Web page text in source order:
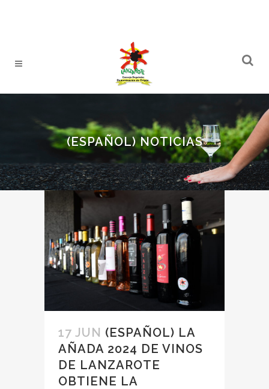
(ESPAÑOL) NOTICIAS
17 JUN (ESPAÑOL) LA
AÑADA 2024 DE VINOS
DE LANZAROTE
OBTIENE LA